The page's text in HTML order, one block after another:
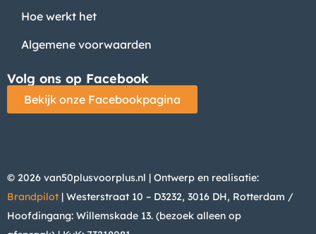
Hoe werkt het
Algemene voorwaarden
Volg ons op Facebook
Bekijk onze Facebookpagina
© 2026 van50plusvoorplus.nl | Ontwerp en realisatie:
Brandpilot | Westerstraat 10 – D3232, 3016 DH, Rotterdam /
Hoofdingang: Willemskade 13. (bezoek alleen op